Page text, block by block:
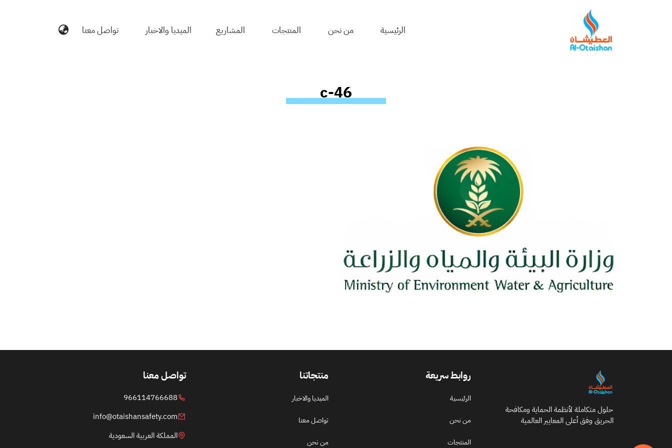
الرئيسية من نحن المنتجات المشاريع الميديا والاخبار تواصل معنا
c-46
حلول متكاملة لأنظمة الحماية ومكافحة
الحريق وفق أعلى المعايير العالمية
روابط سريعة
الرئيسية
من نحن
المنتجات
منتجاتنا
الميديا والاخبار
تواصل معنا
من نحن
تواصل معنا
966114766688
info@otaishansafety.com
المملكة العربية السعودية